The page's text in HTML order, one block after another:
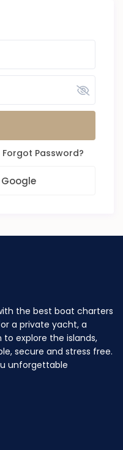
Forgot Password?
the best boat charters
a private yacht, a
explore the islands,
secure and stress free.
unforgettable